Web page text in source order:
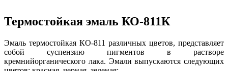
Термостойкая эмаль КО-811К
Эмаль термостойкая КО-811 различных цветов, представляет
собой суспензию пигментов в растворе
кремнийорганического лака. Эмали выпускаются следующих